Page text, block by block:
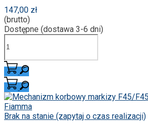
147,00 zł
(brutto)
Dostępne (dostawa 3-6 dni)
Brak na stanie (zapytaj o czas realizacji)